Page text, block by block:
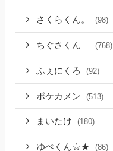
さくらくん。 (98)
ちぐさくん (768)
ふぇにくろ (92)
ポケカメン (513)
まいたけ (180)
ゆぺくん☆★ (86)